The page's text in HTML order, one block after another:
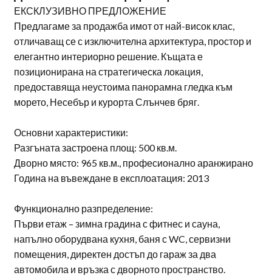
ЕКСКЛУЗИВНО ПРЕДЛОЖЕНИЕ
Предлагаме за продажба имот от най-висок клас,
отличаващ се с изключителна архитектура, простор и
елегантно интериорно решение. Къщата е
позиционирана на стратегическа локация,
предоставяща неустоима панорамна гледка към
морето, Несебър и курорта Слънчев бряг.
Основни характеристики:
Разгъната застроена площ: 500 кв.м.
Дворно място: 965 кв.м., професионално аранжирано
Година на въвеждане в експлоатация: 2013
Функционално разпределение:
Първи етаж – зимна градина с фитнес и сауна,
напълно оборудвана кухня, баня с WC, сервизни
помещения, директен достъп до гараж за два
автомобила и връзка с дворното пространство.